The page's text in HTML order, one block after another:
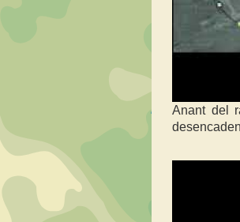
Anant del